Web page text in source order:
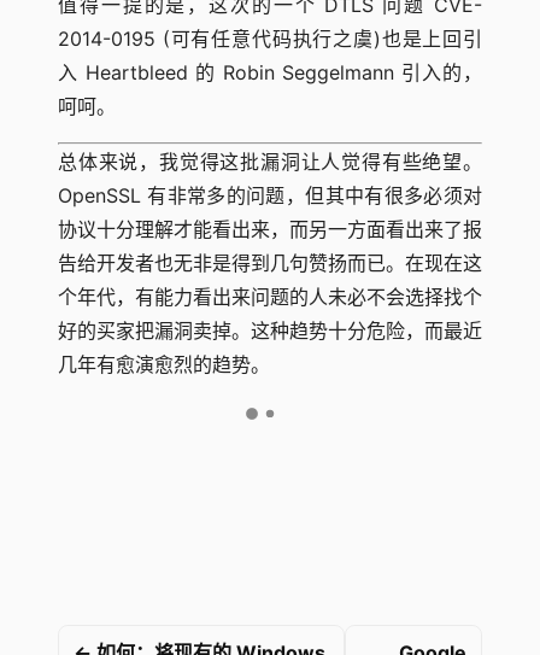
值得一提的是，这次的一个 DTLS 问题 CVE-
2014-0195 (可有任意代码执行之虞)也是上回引
入 Heartbleed 的 Robin Seggelmann 引入的，
呵呵。
总体来说，我觉得这批漏洞让人觉得有些绝望。
OpenSSL 有非常多的问题，但其中有很多必须对
协议十分理解才能看出来，而另一方面看出来了报
告给开发者也无非是得到几句赞扬而已。在现在这
个年代，有能力看出来问题的人未必不会选择找个
好的买家把漏洞卖掉。这种趋势十分危险，而最近
几年有愈演愈烈的趋势。